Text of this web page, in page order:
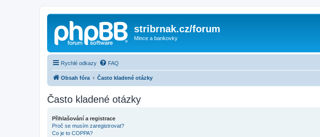
stribrnak.cz/forum
Mince a bankovky
Rychlé odkazy FAQ
Obsah fóra Často kladené otázky
Často kladené otázky
Přihlašování a registrace
Proč se musím zaregistrovat?
Co je to COPPA?